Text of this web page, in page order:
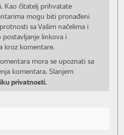
Kao čitatelj prihvatate
mogu biti pronađeni
sa Vašim načelima i
postavljanje linkova i
kroz komentare.
mora se upoznati sa
komentara. Slanjem
privatnosti.